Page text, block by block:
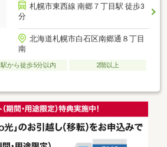
札幌市東西線 南郷７丁目駅 徒歩3
分
北海道札幌市白石区南郷通８丁目
南
駅から徒歩5分以内
2階以上